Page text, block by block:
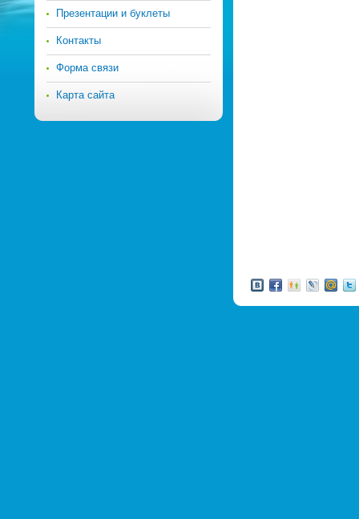
Презентации и буклеты
Контакты
Форма связи
Карта сайта